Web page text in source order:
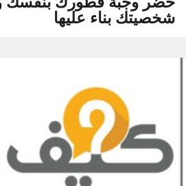
شخصيتك بناء عليها